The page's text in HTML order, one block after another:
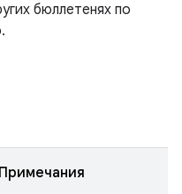
бюллетенях по
Примечания